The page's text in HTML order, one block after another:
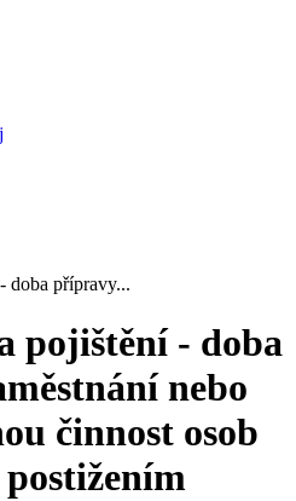
doba přípravy...
pojištění - doba
nebo
činnost osob